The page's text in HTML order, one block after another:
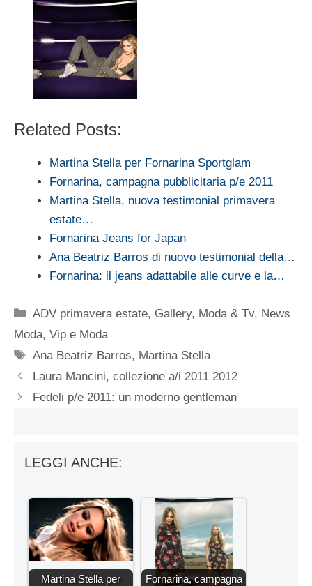
Related Posts:
Martina Stella per Fornarina Sportglam
Fornarina, campagna pubblicitaria p/e 2011
Martina Stella, nuova testimonial primavera
estate…
Fornarina Jeans for Japan
Ana Beatriz Barros di nuovo testimonial della…
Fornarina: il jeans adattabile alle curve e la…
Categorie
ADV primavera estate, Gallery, Moda & Tv, News
Moda, Vip e Moda
Tag
Ana Beatriz Barros, Martina Stella
Laura Mancini, collezione a/i 2011 2012
Fedeli p/e 2011: un moderno gentleman
LEGGI ANCHE:
Martina Stella per
Fornarina, campagna